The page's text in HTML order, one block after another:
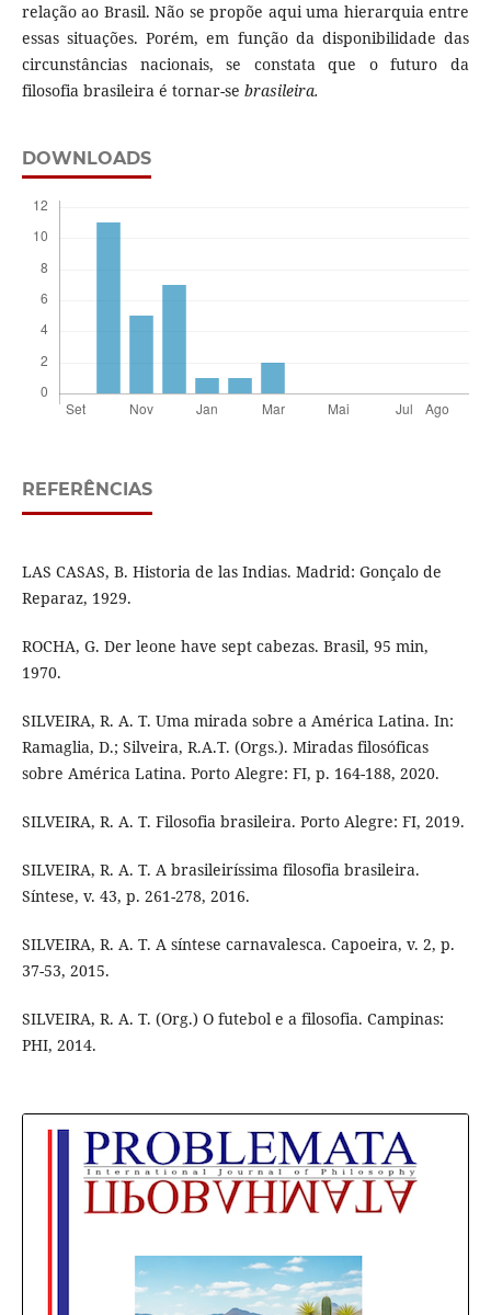
relação ao Brasil. Não se propõe aqui uma hierarquia entre
essas situações. Porém, em função da disponibilidade das
circunstâncias nacionais, se constata que o futuro da
filosofia brasileira é tornar-se brasileira.
DOWNLOADS
REFERÊNCIAS
LAS CASAS, B. Historia de las Indias. Madrid: Gonçalo de
Reparaz, 1929.
ROCHA, G. Der leone have sept cabezas. Brasil, 95 min,
1970.
SILVEIRA, R. A. T. Uma mirada sobre a América Latina. In:
Ramaglia, D.; Silveira, R.A.T. (Orgs.). Miradas filosóficas
sobre América Latina. Porto Alegre: FI, p. 164-188, 2020.
SILVEIRA, R. A. T. Filosofia brasileira. Porto Alegre: FI, 2019.
SILVEIRA, R. A. T. A brasileiríssima filosofia brasileira.
Síntese, v. 43, p. 261-278, 2016.
SILVEIRA, R. A. T. A síntese carnavalesca. Capoeira, v. 2, p.
37-53, 2015.
SILVEIRA, R. A. T. (Org.) O futebol e a filosofia. Campinas:
PHI, 2014.